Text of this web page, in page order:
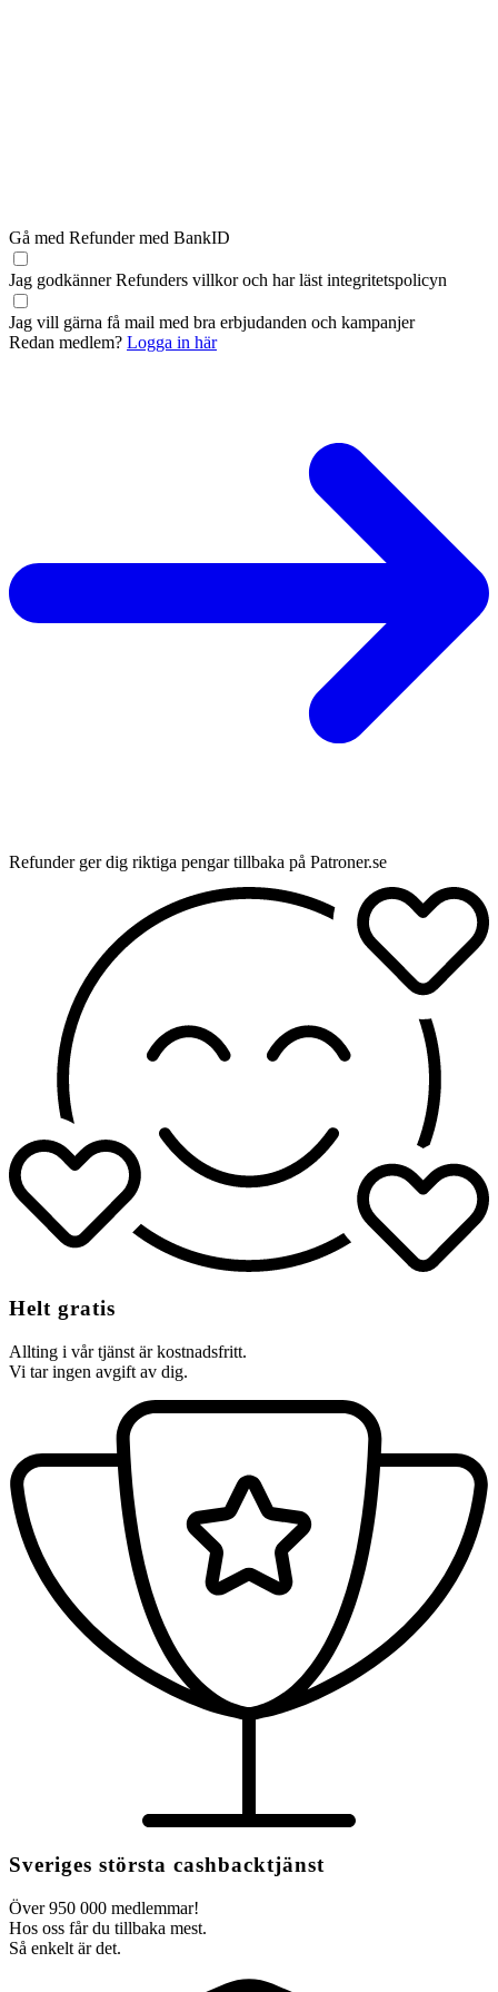
Gå med Refunder med BankID
Jag godkänner Refunders villkoroch har läst integritetspolicyn
Jag vill gärna få mail med bra erbjudanden och kampanjer
Redan medlem? Logga in här
Refunder ger dig riktiga pengar tillbaka på Patroner.se
Helt gratis
Allting i vår tjänst är kostnadsfritt.
Vi tar ingen avgift av dig.
Sveriges största cashbacktjänst
Över 950 000 medlemmar!
Hos oss får du tillbaka mest.
Så enkelt är det.